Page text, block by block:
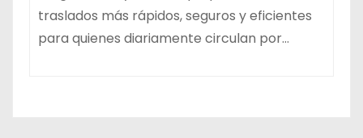
traslados más rápidos, seguros y eficientes
para quienes diariamente circulan por…